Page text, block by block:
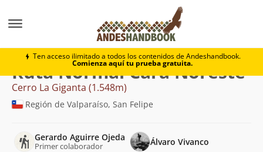
Ten acceso ilimitado a todos los contenidos de Andeshandbook.
Comienza aquí tu prueba gratuita.
Cerro La Giganta Normal Cara Noreste
Ruta Normal Cara Noreste
Cerro La Giganta (1.548m)
Región de Valparaíso, San Felipe
Gerardo Aguirre Ojeda
Primer colaborador Álvaro Vivanco